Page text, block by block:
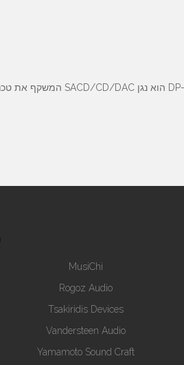
MusiChi
Rogoz Audio
Tsakiridis Devices
Vandersteen Audio
Yamamoto Sound Craft